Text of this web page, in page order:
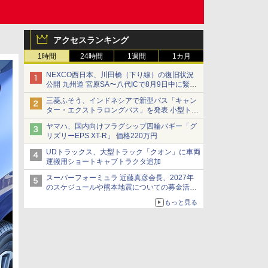
アクセスランキング
1時間 24時間 1週間 1カ月
NEXCO西日本、川田橋（下り線）の復旧状況
公開 九州道 宮原SA〜八代ICで8月9日中に緊急
車両を通行可能に
三菱ふそう、インドネシアで新型バス「キャン
ター・エクストラロングバス」を発表 小型トラ
ックベースの観光・旅客輸送向けバス
ヤマハ、国内向けフラグシップ四輪バギー「グ
リズリーEPS XT-R」 価格220万円
UDトラックス、大型トラック「クオン」に車両
運搬用ショートキャブトラクタ追加
スーパーフォーミュラ 近藤真彦会長、2027年
のスケジュールや熊本地震についての募金活動
もっと見る